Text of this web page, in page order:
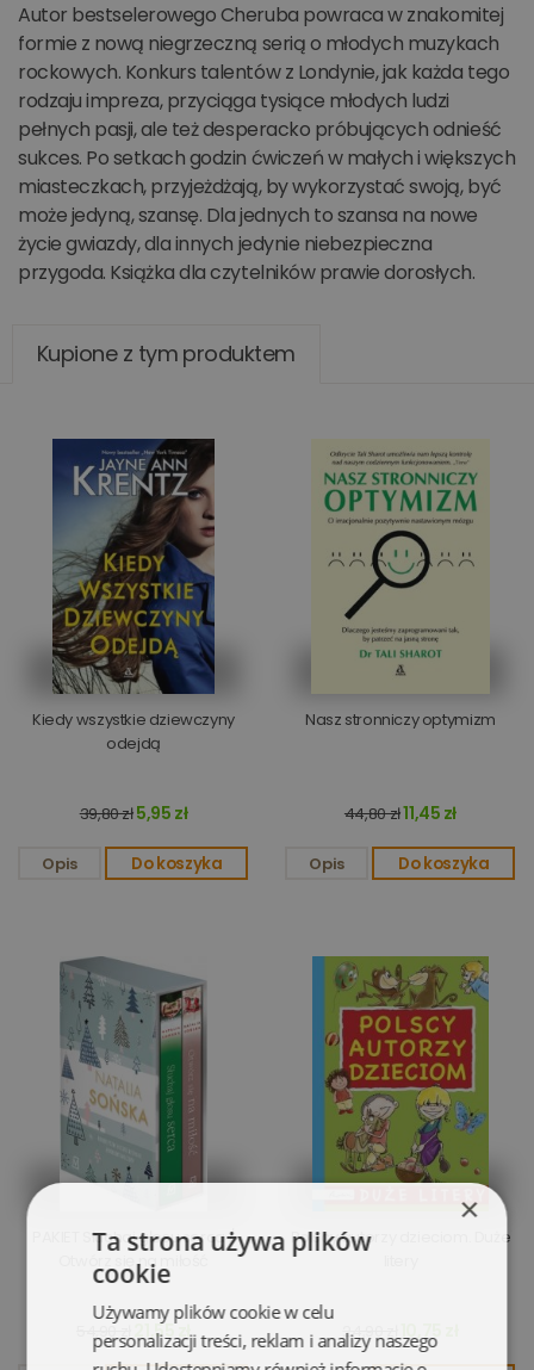
Autor bestselerowego Cheruba powraca w znakomitej
formie z nową niegrzeczną serią o młodych muzykach
rockowych. Konkurs talentów z Londynie, jak każda tego
rodzaju impreza, przyciąga tysiące młodych ludzi
pełnych pasji, ale też desperacko próbujących odnieść
sukces. Po setkach godzin ćwiczeń w małych i większych
miasteczkach, przyjeżdżają, by wykorzystać swoją, być
może jedyną, szansę. Dla jednych to szansa na nowe
życie gwiazdy, dla innych jedynie niebezpieczna
przygoda. Książka dla czytelników prawie dorosłych.
Kupione z tym produktem
Kiedy wszystkie dziewczyny
odejdą
39,80 zł5,95 zł
Opis Do koszyka
Nasz stronniczy optymizm
44,80 zł11,45 zł
Opis Do koszyka
PAKIET Słuchaj głosu serca /
Otwórz się na miłość
54,90 zł 21,55 zł
Polscy autorzy dzieciom. Duże
24,90 zł
×
Ta strona używa plików
cookie
Używamy plików cookie w celu
personalizacji treści, reklam i analizy naszego